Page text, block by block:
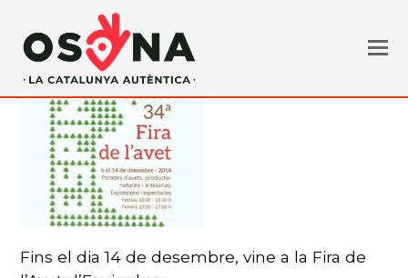
Fins el dia 14 de desembre, vine a la Fira de